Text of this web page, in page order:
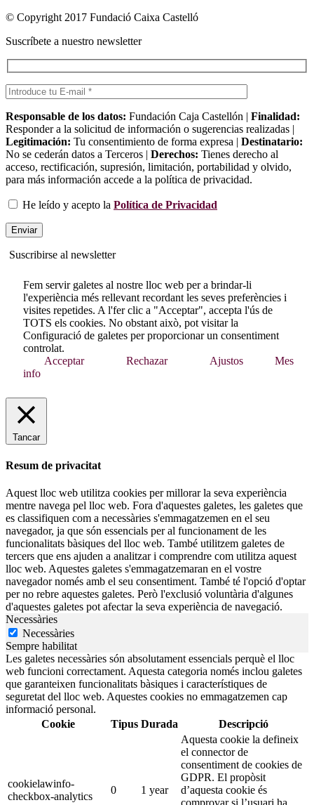
© Copyright 2017 Fundació Caixa Castelló
Suscríbete a nuestro newsletter
Responsable de los datos: Fundación Caja Castellón | Finalidad:
Responder a la solicitud de información o sugerencias realizadas |
Legitimación: Tu consentimiento de forma expresa | Destinatario:
No se cederán datos a Terceros | Derechos: Tienes derecho al
acceso, rectificación, supresión, limitación, portabilidad y olvido,
para más información accede a la política de privacidad.
He leído y acepto la Política de Privacidad
Suscribirse al newsletter
Fem servir galetes al nostre lloc web per a brindar-li
l'experiència més rellevant recordant les seves preferències i
visites repetides. A l'fer clic a "Acceptar", accepta l'ús de
TOTS els cookies. No obstant això, pot visitar la
Configuració de galetes per proporcionar un consentiment
controlat.
Acceptar
Rechazar Ajustos
Mes
info
Tancar
Resum de privacitat
Aquest lloc web utilitza cookies per millorar la seva experiència
mentre navega pel lloc web. Fora d'aquestes galetes, les galetes que
es classifiquen com a necessàries s'emmagatzemen en el seu
navegador, ja que són essencials per al funcionament de les
funcionalitats bàsiques del lloc web. També utilitzem galetes de
tercers que ens ajuden a analitzar i comprendre com utilitza aquest
lloc web. Aquestes galetes s'emmagatzemaran en el vostre
navegador només amb el seu consentiment. També té l'opció d'optar
per no rebre aquestes galetes. Però l'exclusió voluntària d'algunes
d'aquestes galetes pot afectar la seva experiència de navegació.
Necessàries
Necessàries
Sempre habilitat
Les galetes necessàries són absolutament essencials perquè el lloc
web funcioni correctament. Aquesta categoria només inclou galetes
que garanteixen funcionalitats bàsiques i característiques de
seguretat del lloc web. Aquestes cookies no emmagatzemen cap
informació personal.
Cookie
Tipus Durada Descripció
cookielawinfo-
checkbox-analytics
0 1 year
Aquesta cookie la defineix
el connector de
consentiment de cookies de
GDPR. El propòsit
d’aquesta cookie és